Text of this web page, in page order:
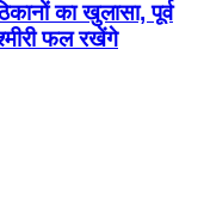
का खुलासा, पूर्व
फल रखेंगे